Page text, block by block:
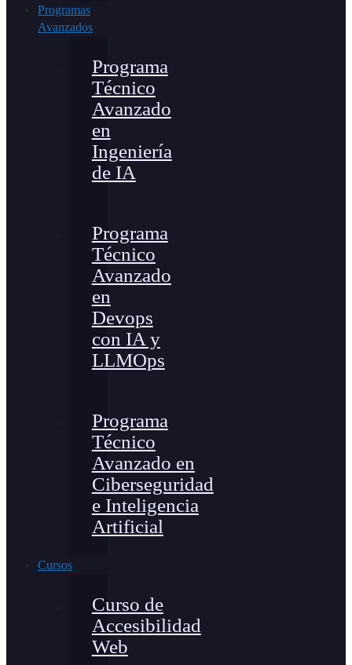
Programas
Avanzados
Programa
Técnico
Avanzado
en
Ingeniería
de IA
Programa
Técnico
Avanzado
en
Devops
con IA y
LLMOps
Programa
Técnico
Avanzado en
Ciberseguridad
e Inteligencia
Artificial
Cursos
Curso de
Accesibilidad
Web